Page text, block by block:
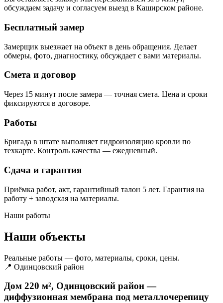
обсуждаем задачу и согласуем выезд в Каширском районе.
Бесплатный замер
Замерщик выезжает на объект в день обращения. Делает
обмеры, фото, диагностику, обсуждает с вами материалы.
Смета и договор
Через 15 минут после замера — точная смета. Цена и сроки
фиксируются в договоре.
Работы
Бригада в штате выполняет гидроизоляцию кровли по
техкарте. Контроль качества — ежедневный.
Сдача и гарантия
Приёмка работ, акт, гарантийный талон 5 лет. Гарантия на
работу + заводская на материалы.
Наши работы
Наши объекты
Реальные работы — фото, материалы, сроки, цены.
📍 Одинцовский район
Дом 220 м², Одинцовский район —
диффузионная мембрана под металлочерепицу